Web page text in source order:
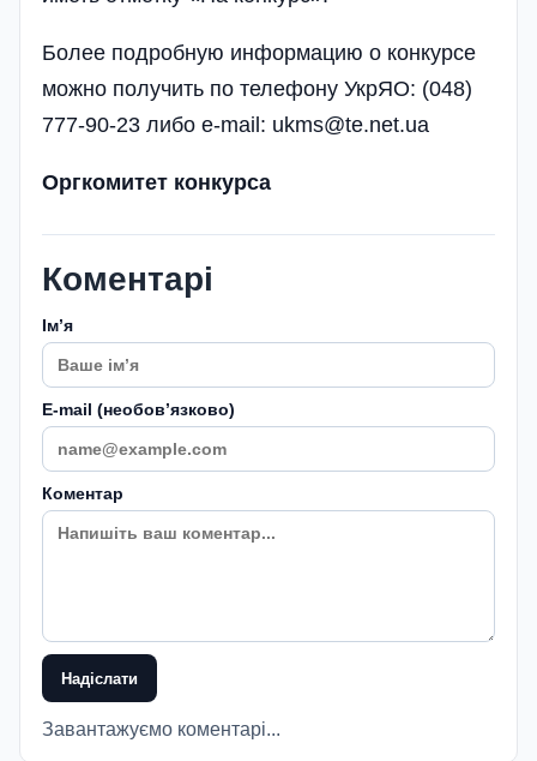
Более подробную информацию о конкурсе
можно получить по телефону УкрЯО: (048)
777-90-23 либо e-mail: ukms@te.net.ua
Оргкомитет конкурса
Коментарі
Імʼя
E-mail (необовʼязково)
Коментар
Надіслати
Завантажуємо коментарі...